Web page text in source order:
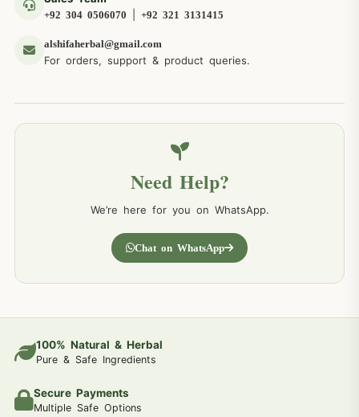
+92 304 0506070 +92 321 3131415
alshifaherbal@gmail.com
For orders, support & product queries.
Need Help?
We’re here for you on WhatsApp.
Chat on WhatsApp
100% Natural & Herbal
Pure & Safe Ingredients
Secure Payments
Multiple Safe Options